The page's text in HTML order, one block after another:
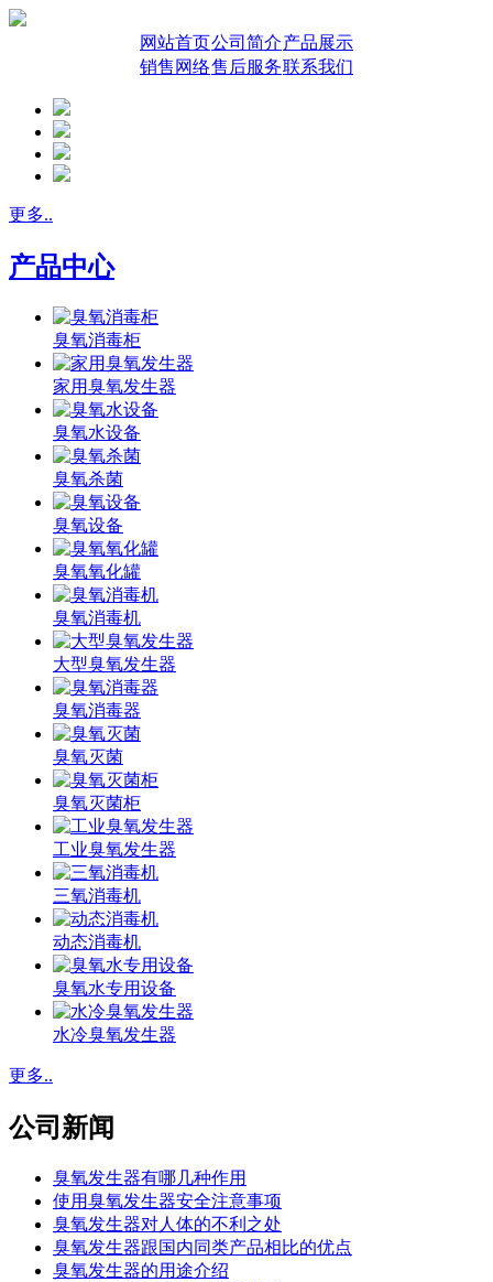
网站首页公司简介产品展示
销售网络售后服务联系我们
更多..
产品中心
臭氧消毒柜
家用臭氧发生器
臭氧水设备
臭氧杀菌
臭氧设备
臭氧氧化罐
臭氧消毒机
大型臭氧发生器
臭氧消毒器
臭氧灭菌
臭氧灭菌柜
工业臭氧发生器
三氧消毒机
动态消毒机
臭氧水专用设备
水冷臭氧发生器
更多..
公司新闻
臭氧发生器有哪几种作用
使用臭氧发生器安全注意事项
臭氧发生器对人体的不利之处
臭氧发生器跟国内同类产品相比的优点
臭氧发生器的用途介绍